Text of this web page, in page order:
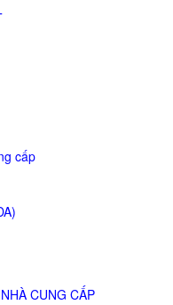
cấp
CUNG CẤP